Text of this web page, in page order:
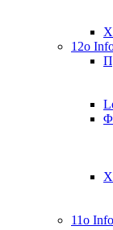
12o
11o